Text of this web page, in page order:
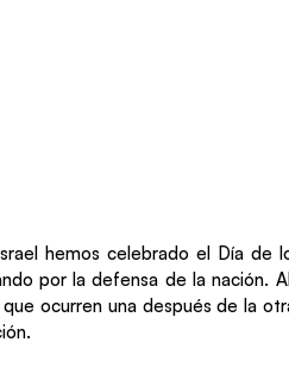
hemos celebrado el Día
por la defensa de la nación.
que ocurren una después de la